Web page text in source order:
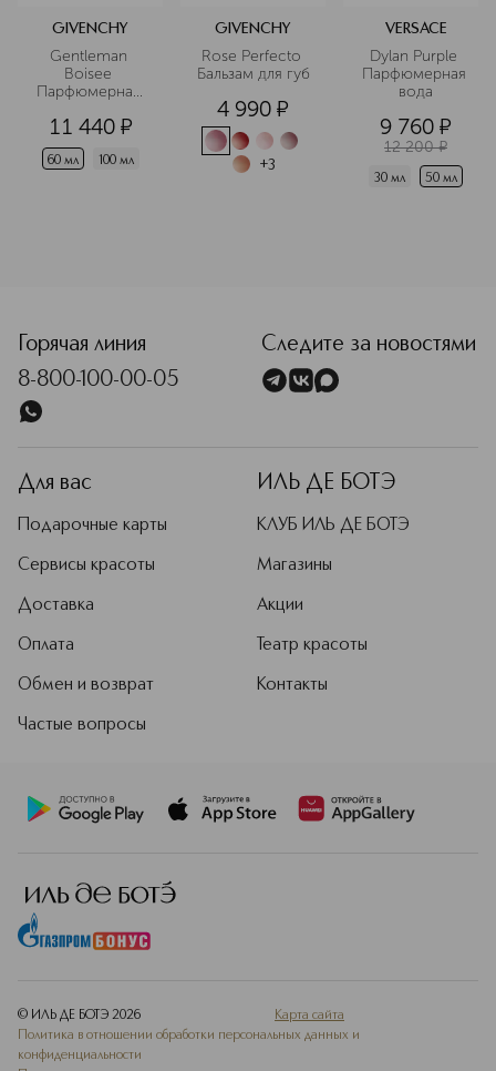
GIVENCHY
Gentleman
Boisee
Парфюмерная
11 440 ¤
60 мл 100 мл
GIVENCHY
Rose Perfecto
Бальзам для губ
4 990 ¤
+3
VERSACE
Dylan Purple
Парфюмерная
вода
9 760 ¤
12 200 ¤
30 мл 50 мл
Горячая линия
8-800-100-00-05
Следите за новостями
Для вас
Подарочные карты
Сервисы красоты
Доставка
Оплата
Обмен и возврат
Частые вопросы
ИЛЬ ДЕ БОТЭ
КЛУБ ИЛЬ ДЕ БОТЭ
Магазины
Акции
Театр красоты
Контакты
© ИЛЬ ДЕ БОТЭ 2026
Карта сайта
Политика в отношении обработки персональных данных и
конфиденциальности